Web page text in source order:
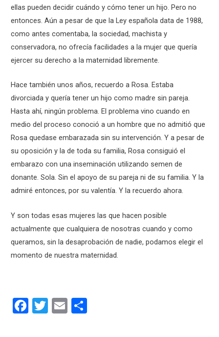
ellas pueden decidir cuándo y cómo tener un hijo. Pero no
entonces. Aún a pesar de que la Ley española data de 1988,
como antes comentaba, la sociedad, machista y
conservadora, no ofrecía facilidades a la mujer que quería
ejercer su derecho a la maternidad libremente.
Hace también unos años, recuerdo a Rosa. Estaba
divorciada y quería tener un hijo como madre sin pareja.
Hasta ahí, ningún problema. El problema vino cuando en
medio del proceso conoció a un hombre que no admitió que
Rosa quedase embarazada sin su intervención. Y a pesar de
su oposición y la de toda su familia, Rosa consiguió el
embarazo con una inseminación utilizando semen de
donante. Sola. Sin el apoyo de su pareja ni de su familia. Y la
admiré entonces, por su valentía. Y la recuerdo ahora.
Y son todas esas mujeres las que hacen posible
actualmente que cualquiera de nosotras cuando y como
queramos, sin la desaprobación de nadie, podamos elegir el
momento de nuestra maternidad.
F
T
E